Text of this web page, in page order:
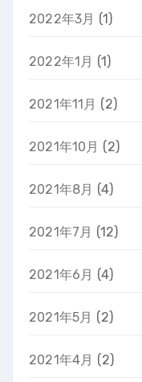
2022年3月 (1)
2022年1月 (1)
2021年11月 (2)
2021年10月 (2)
2021年8月 (4)
2021年7月 (12)
2021年6月 (4)
2021年5月 (2)
2021年4月 (2)